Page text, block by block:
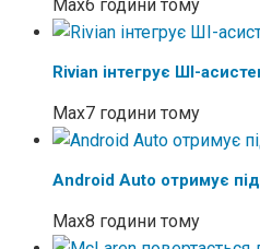
Max6 години тому
Rivian інтегрує ШІ-
Max7 години тому
Android Auto отримує
Max8 години тому